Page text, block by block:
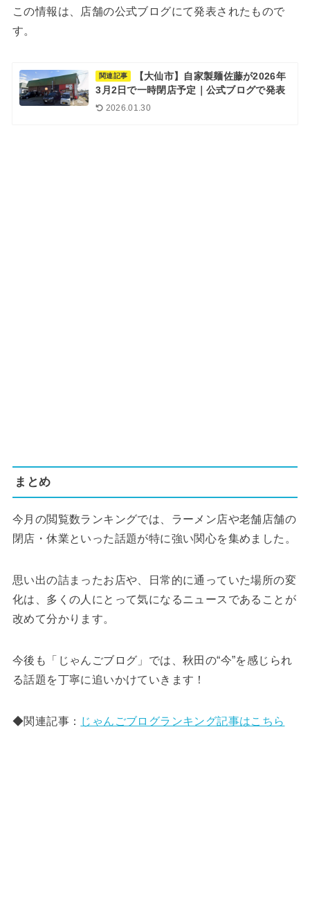
この情報は、店舗の公式ブログにて発表されたもので
す。
関連記事
【大仙市】自家製麺佐藤が2026年
3月2日で一時閉店予定｜公式ブログで発表
2026.01.30
まとめ
今月の閲覧数ランキングでは、ラーメン店や老舗店舗の
閉店・休業といった話題が特に強い関心を集めました。
思い出の詰まったお店や、日常的に通っていた場所の変
化は、多くの人にとって気になるニュースであることが
改めて分かります。
今後も「じゃんごブログ」では、秋田の“今”を感じられ
る話題を丁寧に追いかけていきます！
◆関連記事： じゃんごブログランキング記事はこちら